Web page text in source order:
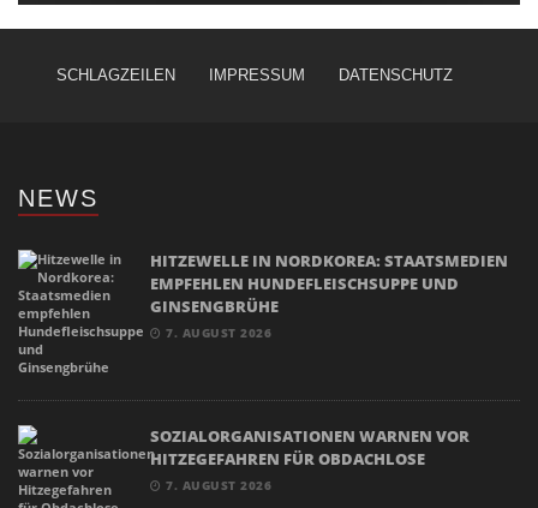
SCHLAGZEILEN IMPRESSUM DATENSCHUTZ
NEWS
HITZEWELLE IN NORDKOREA: STAATSMEDIEN
EMPFEHLEN HUNDEFLEISCHSUPPE UND
GINSENGBRÜHE
7. AUGUST 2026
SOZIALORGANISATIONEN WARNEN VOR
HITZEGEFAHREN FÜR OBDACHLOSE
7. AUGUST 2026